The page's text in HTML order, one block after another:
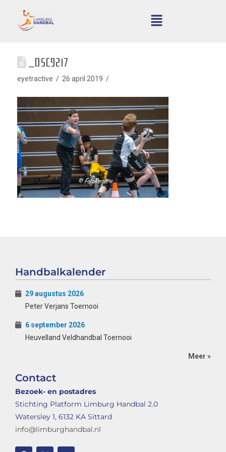
_DSC9217
eyetractive 26 april 2019
Handbalkalender
29 augustus 2026
Peter Verjans Toernooi
6 september 2026
Heuvelland Veldhandbal Toernooi
Meer »
Contact
Bezoek- en postadres
Stichting Platform Limburg Handbal 2.0
Watersley 1, 6132 KA Sittard
info@limburghandbal.nl